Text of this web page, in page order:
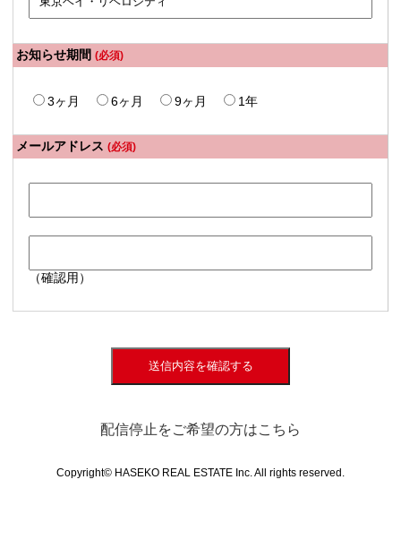
お知らせ期間 (必須)
3ヶ月 6ヶ月 9ヶ月 1年
メールアドレス (必須)
（確認用）
送信内容を確認する
配信停止をご希望の方はこちら
Copyright© HASEKO REAL ESTATE Inc. All rights reserved.